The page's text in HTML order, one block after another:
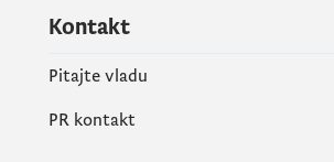
Kontakt
Pitajte vladu
PR kontakt